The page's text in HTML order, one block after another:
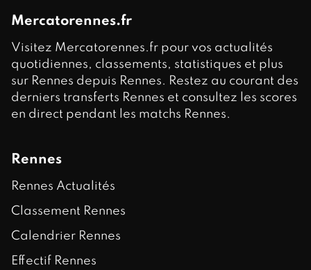
Mercatorennes.fr
Visitez Mercatorennes.fr pour vos actualités
quotidiennes, classements, statistiques et plus
sur Rennes depuis Rennes. Restez au courant des
derniers transferts Rennes et consultez les scores
en direct pendant les matchs Rennes.
Rennes
Rennes Actualités
Classement Rennes
Calendrier Rennes
Effectif Rennes